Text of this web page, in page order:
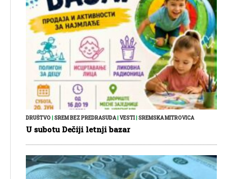
DRUŠTVO SREM BEZ PREDRASUDA| VESTI| SREMSKA MITROVICA
U subotu Dečiji letnji bazar